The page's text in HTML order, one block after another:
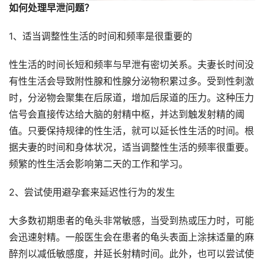
如何处理早泄问题？
1、适当调整性生活的时间和频率是很重要的
性生活的时间长短和频率与早泄有密切关系。夫妻长时间没
有性生活会导致附性腺和性腺分泌物积累过多。受到性刺激
时，分泌物会聚集在后尿道，增加后尿道的压力。这种压力
信号会直接传达给大脑的射精中枢，并达到触发射精的阈
值。只要保持规律的性生活，就可以延长性生活的时间。根
据夫妻的时间和身体状况，适当调整性生活的频率很重要。
频繁的性生活会影响第二天的工作和学习。
2、尝试使用避孕套来延迟性行为的发生
大多数初期患者的龟头非常敏感，当受到热或压力时，可能
会迅速射精。一般医生会在患者的龟头表面上涂抹适量的麻
醉剂以减低敏感度，并延长射精时间。此外，也可以尝试使